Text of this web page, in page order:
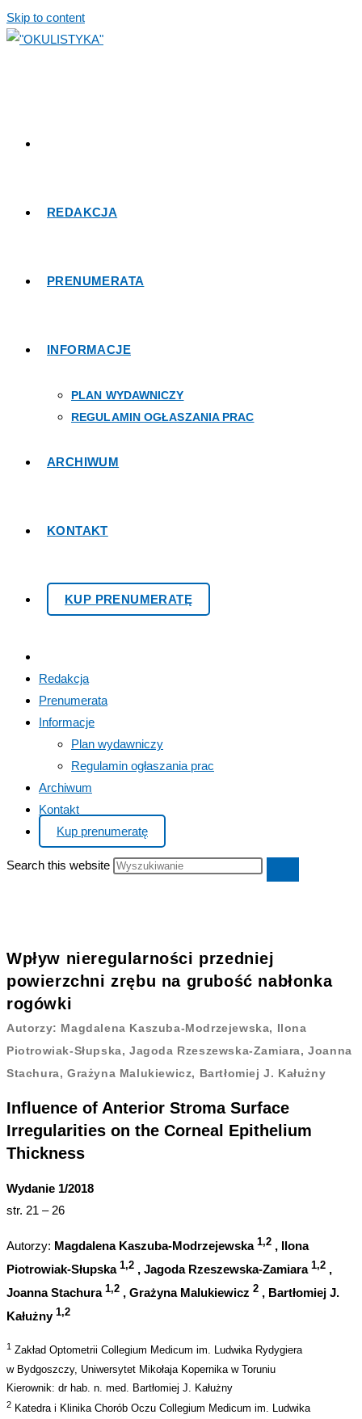
Skip to content
REDAKCJA
PRENUMERATA
INFORMACJE
PLAN WYDAWNICZY
REGULAMIN OGŁASZANIA PRAC
ARCHIWUM
KONTAKT
KUP PRENUMERATĘ
Redakcja
Prenumerata
Informacje
Plan wydawniczy
Regulamin ogłaszania prac
Archiwum
Kontakt
Kup prenumeratę
Search this website
Wpływ nieregularności przedniej
powierzchni zrębu na grubość nabłonka
rogówki
Autorzy: Magdalena Kaszuba-Modrzejewska, Ilona
Piotrowiak-Słupska, Jagoda Rzeszewska-Zamiara, Joanna
Stachura, Grażyna Malukiewicz, Bartłomiej J. Kałużny
Influence of Anterior Stroma Surface
Irregularities on the Corneal Epithelium
Thickness
Wydanie 1/2018
str. 21 – 26
Autorzy: Magdalena Kaszuba-Modrzejewska 1,2 , Ilona
Piotrowiak-Słupska 1,2 , Jagoda Rzeszewska-Zamiara 1,2 ,
Joanna Stachura 1,2 , Grażyna Malukiewicz 2 , Bartłomiej J.
Kałużny1,2
1 Zakład Optometrii Collegium Medicum im. Ludwika Rydygiera
w Bydgoszczy, Uniwersytet Mikołaja Kopernika w Toruniu
Kierownik: dr hab. n. med. Bartłomiej J. Kałużny
2 Katedra i Klinika Chorób Oczu Collegium Medicum im. Ludwika